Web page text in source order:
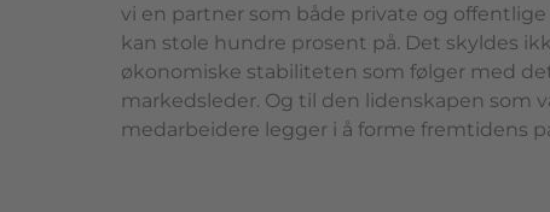
vi en partner som både private og
kan stole hundre prosent på. Det skyldes
økonomiske stabiliteten som følger med
markedsleder. Og til den lidenskapen som
medarbeidere legger i å forme fremtidens